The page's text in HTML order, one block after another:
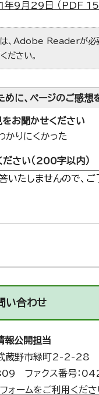
9月29日 （PDF
は、Adobe Readerが必
ださい。
めに、ページのご感
お聞かせください
かりにくかった
さい（200字以内）
い合わせ
報公開担当
野市緑町2-2-28
ファクス番号：
ォームをご利用くださ